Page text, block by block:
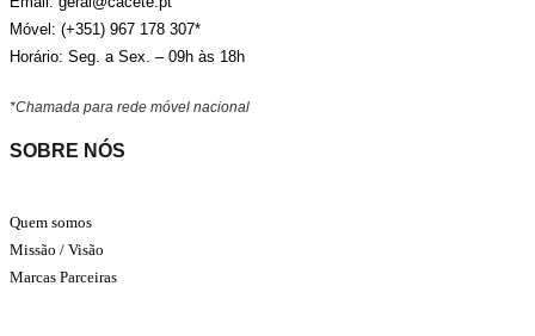
Móvel: (+351) 967 178 307*
Horário: Seg. a Sex. – 09h às 18h
*Chamada para rede móvel nacional
SOBRE NÓS
Quem somos
Missão / Visão
Marcas Parceiras